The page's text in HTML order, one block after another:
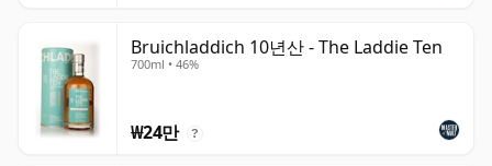
Bruichladdich 10년산 - The Laddie Ten
700ml • 46%
₩24만 ?